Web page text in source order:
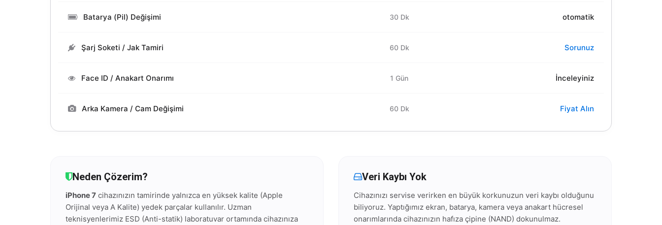
Batarya (Pil) Değişimi 30 Dk otomatik
Şarj Soketi / Jak Tamiri 60 Dk Sorunuz
Face ID / Anakart Onarımı 1 Gün İnceleyiniz
Arka Kamera / Cam Değişimi 60 Dk Fiyat Alın
Neden Çözerim?
iPhone 7 cihazınızın tamirinde yalnızca en yüksek kalite (Apple
Orijinal veya A Kalite) yedek parçalar kullanılır. Uzman
teknisyenlerimiz ESD (Anti-statik) laboratuvar ortamında cihazınıza
Veri Kaybı Yok
Cihazınızı servise verirken en büyük korkunuzun veri kaybı olduğunu
biliyoruz. Yaptığımız ekran, batarya, kamera veya anakart hücresel
onarımlarında cihazınızın hafıza çipine (NAND) dokunulmaz.